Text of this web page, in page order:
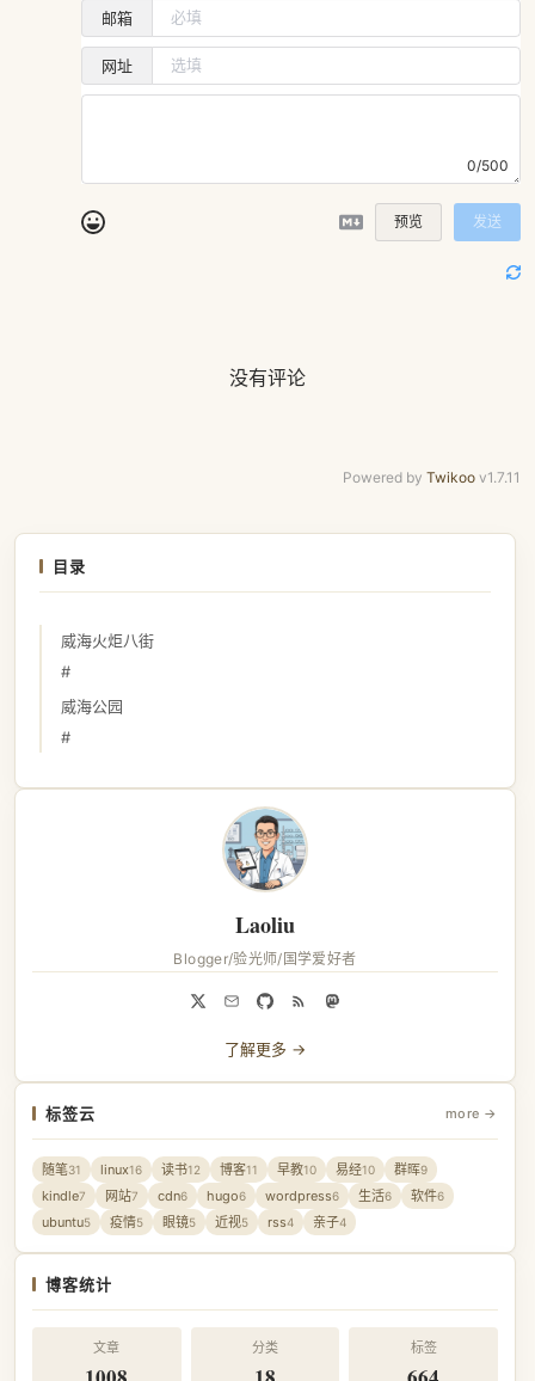
邮箱
网址
0/500
预览 发送
没有评论
Powered by Twikoo v1.7.11
Laoliu
Blogger/验光师/国学爱好者
了解更多 →
标签云 more →
随笔31 linux16 读书12 博客11 早教10 易经10 群晖9
kindle7 网站7 cdn6 hugo6 wordpress6 生活6 软件6
ubuntu5 疫情5 眼镜5 近视5 rss4 亲子4
博客统计
文章 分类 标签
目录
威海火炬八街
#
威海公园
#